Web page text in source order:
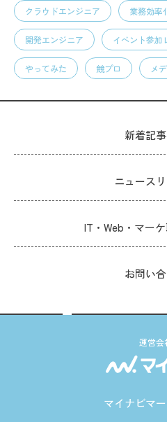
クラウドエンジニア 業務効率
開発エンジニア イベント参加
やってみた 競プロ メ
新着記
ニュース
IT・Web・マー
お問い
運営会
マイナビマ